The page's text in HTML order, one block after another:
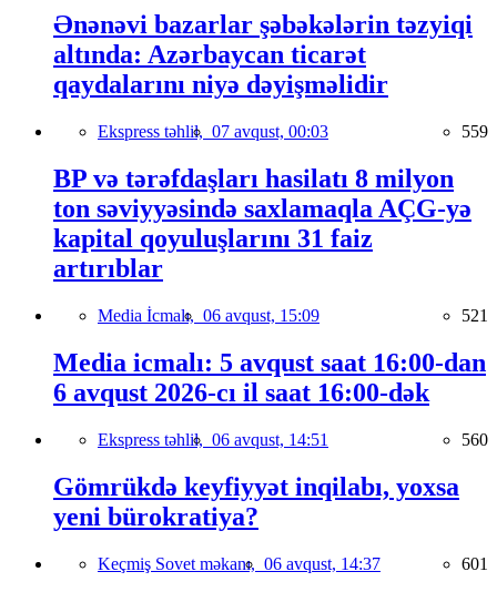
Ənənəvi bazarlar şəbəkələrin təzyiqi
altında: Azərbaycan ticarət
qaydalarını niyə dəyişməlidir
Ekspress təhlil, 07 avqust, 00:03 559
BP və tərəfdaşları hasilatı 8 milyon
ton səviyyəsində saxlamaqla AÇG-yə
kapital qoyuluşlarını 31 faiz
artırıblar
Media İcmalı, 06 avqust, 15:09 521
Media icmalı: 5 avqust saat 16:00-dan
6 avqust 2026-cı il saat 16:00-dək
Ekspress təhlil, 06 avqust, 14:51 560
Gömrükdə keyfiyyət inqilabı, yoxsa
yeni bürokratiya?
Keçmiş Sovet məkanı, 06 avqust, 14:37 601